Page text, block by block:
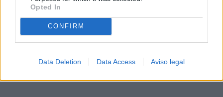
Opted In
CONFIRM
Data Deletion Data Access Aviso legal